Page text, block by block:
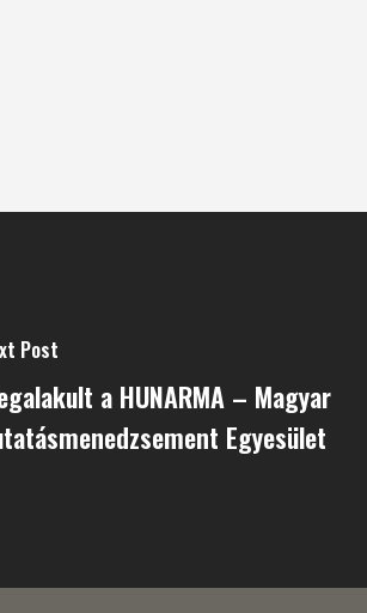
Post
a HUNARMA – Magyar
Egyesület